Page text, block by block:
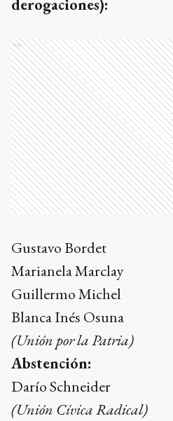
derogaciones):
Ads
Gustavo Bordet
Marianela Marclay
Guillermo Michel
Blanca Inés Osuna
(Unión por la Patria)
Abstención:
Darío Schneider
(Unión Cívica Radical)